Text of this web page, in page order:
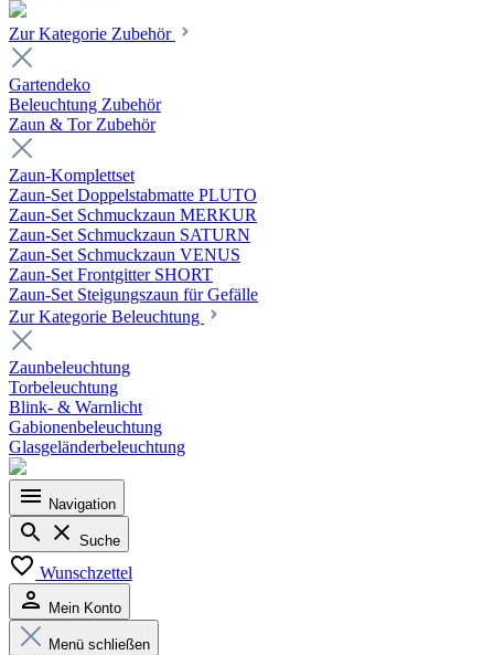
Zur Kategorie Zubehör
Gartendeko
Beleuchtung Zubehör
Zaun & Tor Zubehör
Zaun-Komplettset
Zaun-Set Doppelstabmatte PLUTO
Zaun-Set Schmuckzaun MERKUR
Zaun-Set Schmuckzaun SATURN
Zaun-Set Schmuckzaun VENUS
Zaun-Set Frontgitter SHORT
Zaun-Set Steigungszaun für Gefälle
Zur Kategorie Beleuchtung
Zaunbeleuchtung
Torbeleuchtung
Blink- & Warnlicht
Gabionenbeleuchtung
Glasgeländerbeleuchtung
Navigation
Suche
Wunschzettel
Mein Konto
Menü schließen